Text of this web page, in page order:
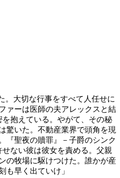
。大切な行事をすべて人任せに
ァーは医師の夫アレックスと結
抱えている。やがて、その秘
驚いた。不動産業界で頭角を現
『聖夜の贖罪』－子爵のシンク
ない彼は彼女を責める。父親
の牧場に駆けつけた。誰かが産
早く出ていけ」